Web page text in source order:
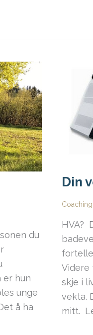
du
er hun
unge
å ha
Din
Coaching
HVA?
Videre
skje i
vekta.
mitt.